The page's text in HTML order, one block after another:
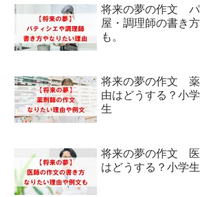
将来の夢の作文
屋・調理師の書き
も。
将来の夢の作文
由はどうする？小
生
将来の夢の作文
はどうする？小学